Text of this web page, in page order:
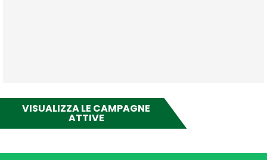
VISUALIZZA LE CAMPAGNE
ATTIVE